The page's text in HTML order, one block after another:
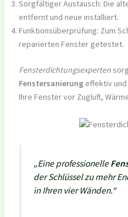
Sorgfältiger Austausch: Die
entfernt und neue installiert.
Funktionsüberprüfung: Zum
reparierten Fenster getestet.
Fensterdichtungsexperten
Fenstersanierungeffektiv und
Ihre Fenster vor Zugluft,
„Eine professionelle
der Schlüssel zu mehr
in Ihren vier Wänden.“